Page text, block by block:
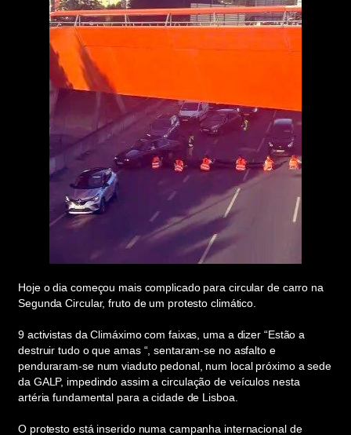
Hoje o dia começou mais complicado para circular de carro na
Segunda Circular, fruto de um protesto climático.
9 activistas da Climáximo com faixas, uma a dizer “Estão a
destruir tudo o que amas “, sentaram-se no asfalto e
penduraram-se num viaduto pedonal, num local próximo a sede
da GALP, impedindo assim a circulação de veículos nesta
artéria fundamental para a cidade de Lisboa.
O protesto está inserido numa campanha internacional de